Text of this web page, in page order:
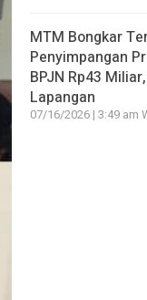
MTM Bongkar
Penyimpangan
BPJN Rp43
Lapangan
07/16/2026 | 3:49 am